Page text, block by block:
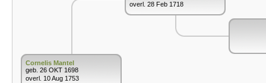
Cornelis Mantel
geb. 26 OKT 1698
overl. 10 Aug 1753
overl. 28 Feb 1718